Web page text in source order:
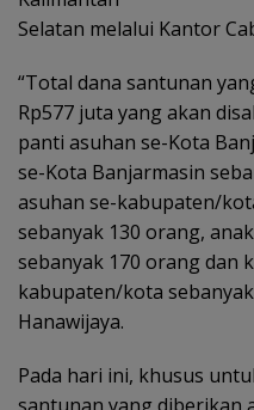
Selatan melalui Kantor
“Total dana santunan
Rp577 juta yang akan
panti asuhan se-Kota
se-Kota Banjarmasin
asuhan se-kabupaten/
sebanyak 130 orang,
sebanyak 170 orang dan
kabupaten/kota
Hanawijaya.
Pada hari ini, khusus